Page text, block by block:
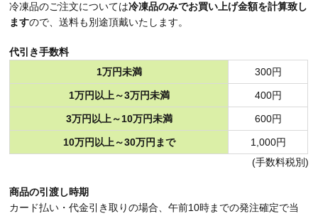
冷凍品のご注文については冷凍品のみでお買い上げ金額を計算致し
ますので、送料も別途頂戴いたします。
代引き手数料
1万円未満
300円
1万円以上～3万円未満 400円
3万円以上～10万円未満 600円
10万円以上～30万円まで
1,000円
(手数料税別)
商品の引渡し時期
カード払い・代金引き取りの場合、午前10時までの発注確定で当